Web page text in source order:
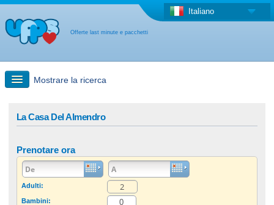
Offerte last minute e pacchetti
Italiano
Mostrare la ricerca
Offerta last minute + Offerta forfettaria
La Casa Del Almendro
Prenotare ora
Adulti:
Bambini: